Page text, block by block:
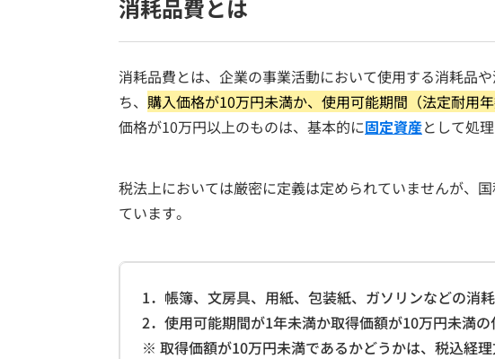
消耗品費とは
消耗品費とは、企業の事業活動において使用する消耗品
ち、 購入価格が10万円未満か、使用可能期間（法定耐用
価格が10万円以上のものは、基本的に固定資産として処
税法上においては厳密に定義は定められていませんが、
ています。
1．帳簿、文房具、用紙、包装紙、ガソリンなどの消
2．使用可能期間が1年未満か取得価額が10万円未満
※ 取得価額が10万円未満であるかどうかは、税込経